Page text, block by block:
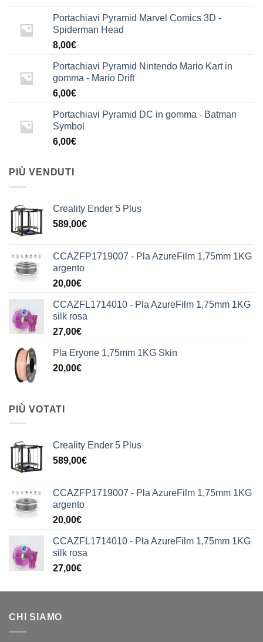
Portachiavi Pyramid Marvel Comics 3D -
Spiderman Head
8,00€
Portachiavi Pyramid Nintendo Mario Kart in
gomma - Mario Drift
6,00€
Portachiavi Pyramid DC in gomma - Batman
Symbol
6,00€
PIÙ VENDUTI
Creality Ender 5 Plus
589,00€
CCAZFP1719007 - Pla AzureFilm 1,75mm 1KG
argento
20,00€
CCAZFL1714010 - Pla AzureFilm 1,75mm 1KG
silk rosa
27,00€
Pla Eryone 1,75mm 1KG Skin
20,00€
PIÙ VOTATI
Creality Ender 5 Plus
589,00€
CCAZFP1719007 - Pla AzureFilm 1,75mm 1KG
argento
20,00€
CCAZFL1714010 - Pla AzureFilm 1,75mm 1KG
silk rosa
27,00€
CHI SIAMO